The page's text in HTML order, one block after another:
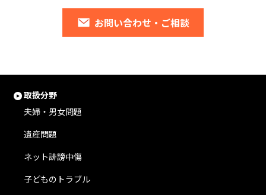
お問い合わせ・ご相談
取扱分野
夫婦・男女問題
遺産問題
ネット誹謗中傷
子どものトラブル